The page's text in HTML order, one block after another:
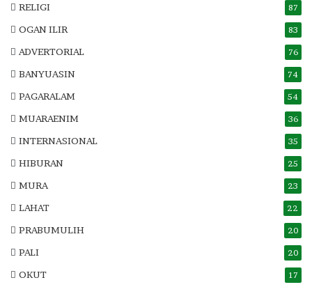
RELIGI 87
OGAN ILIR 83
ADVERTORIAL 76
BANYUASIN 74
PAGARALAM 54
MUARAENIM 36
INTERNASIONAL 35
HIBURAN 25
MURA 23
LAHAT 22
PRABUMULIH 20
PALI 20
OKUT 17